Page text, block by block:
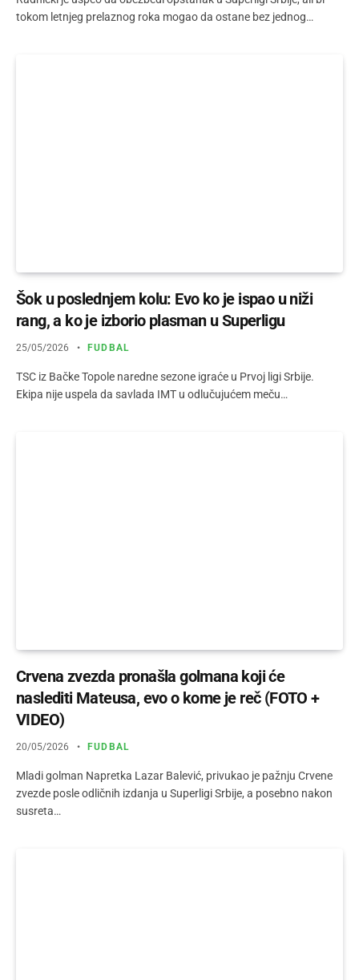
tokom letnjeg prelaznog roka mogao da ostane bez jednog…
Šok u poslednjem kolu: Evo ko je ispao u niži
rang, a ko je izborio plasman u Superligu
25/05/2026 FUDBAL
TSC iz Bačke Topole naredne sezone igraće u Prvoj ligi Srbije.
Ekipa nije uspela da savlada IMT u odlučujućem meču…
Crvena zvezda pronašla golmana koji će
naslediti Mateusa, evo o kome je reč (FOTO +
VIDEO)
20/05/2026 FUDBAL
Mladi golman Napretka Lazar Balević, privukao je pažnju Crvene
zvezde posle odličnih izdanja u Superligi Srbije, a posebno nakon
susreta…